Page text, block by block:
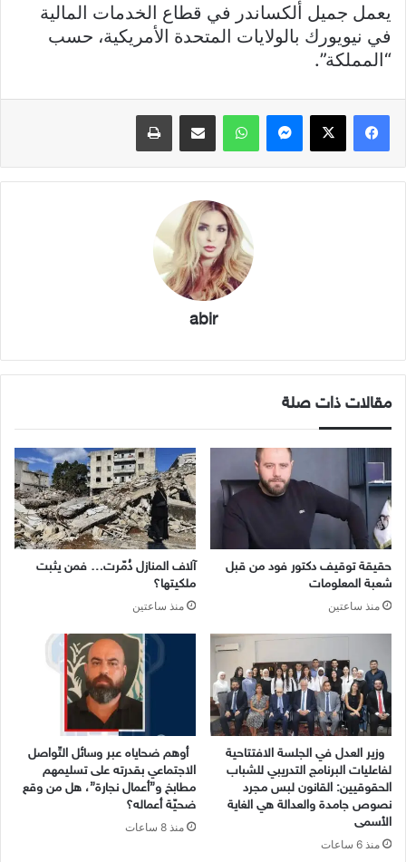
يعمل جميل ألكساندر في قطاع الخدمات المالية
في نيويورك بالولايات المتحدة الأمريكية، حسب
“المملكة”.
فيسبوك X ماسنجر واتساب مشاركة عبر البريد طباعة
abir
مقالات ذات صلة
حقيقة توقيف دكتور فود من قبل
شعبة المعلومات
منذ ساعتين
آلاف المنازل دُمّرت… فمن يثبت
ملكيتها؟
منذ ساعتين
وزير العدل في الجلسة الافتتاحية
لفاعليات البرنامج التدريبي للشباب
الحقوقيين: القانون لبس مجرد
نصوص جامدة والعدالة هي الغاية
الأسمى
منذ 6 ساعات
أوهم ضحاياه عبر وسائل التّواصل
الاجتماعي بقدرته على تسليمهم
مطابخ و”أعمال نجارة”، هل من وقع
ضحيّة أعماله؟
منذ 8 ساعات